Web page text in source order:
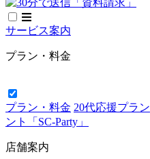
サービス案内
プラン・料金
プラン・料金 20代応援プラン
ント「SC-Party」
店舗案内